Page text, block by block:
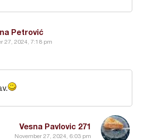
Petrović
27, 2024, 7:18 pm
Vesna Pavlovic 271
November 27, 2024, 6:03 pm